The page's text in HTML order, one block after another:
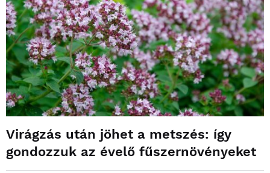
Virágzás után jöhet a metszés: így
gondozzuk az évelő fűszernövényeket